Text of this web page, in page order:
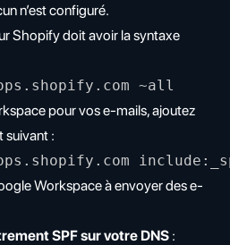
n’est configuré.
Shopify doit avoir la syntaxe
~all
pour vos e-mails, ajoutez
suivant :
Workspace à envoyer des e-
SPF sur votre DNS :